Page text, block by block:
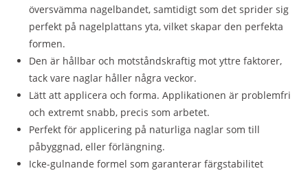
översvämma nagelbandet, samtidigt som det sprider sig
perfekt på nagelplattans yta, vilket skapar den perfekta
formen.
Den är hållbar och motståndskraftig mot yttre faktorer,
tack vare naglar håller några veckor.
Lätt att applicera och forma. Applikationen är problemfri
och extremt snabb, precis som arbetet.
Perfekt för applicering på naturliga naglar som till
påbyggnad, eller förlängning.
Icke-gulnande formel som garanterar färgstabilitet